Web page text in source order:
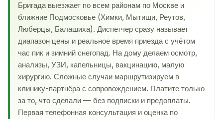
Бригада выезжает по всем районам по Москве и
ближние Подмосковье (Химки, Мытищи, Реутов,
Люберцы, Балашиха). Диспетчер сразу называет
диапазон цены и реальное время приезда с учётом
час пик и зимний снегопад. На дому делаем осмотр,
анализы, УЗИ, капельницы, вакцинацию, малую
хирургию. Сложные случаи маршрутизируем в
клинику-партнёра с сопровождением. Платите только
за то, что сделали — без подписки и предоплаты.
Первая телефонная консультация и оценка по